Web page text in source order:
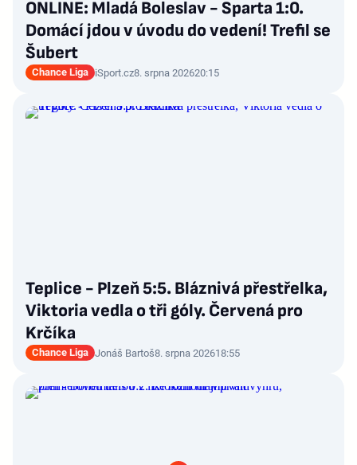
ONLINE: Mladá Boleslav - Sparta 1:0.
Domácí jdou v úvodu do vedení! Trefil se
Šubert
Chance Liga iSport.cz8. srpna 202620:15
Teplice - Plzeň 5:5. Bláznivá přestřelka,
Viktoria vedla o tři góly. Červená pro
Krčíka
Chance Liga Jonáš Bartoš8. srpna 202618:55